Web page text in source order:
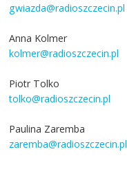
gwiazda@radioszczecin.pl
Anna Kolmer
kolmer@radioszczecin.pl
Piotr Tolko
tolko@radioszczecin.pl
Paulina Zaremba
zaremba@radioszczecin.pl